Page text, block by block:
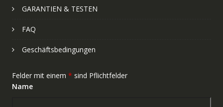
GARANTIEN & TESTEN
FAQ
Geschäftsbedingungen
Felder mit einem * sind Pflichtfelder
Name